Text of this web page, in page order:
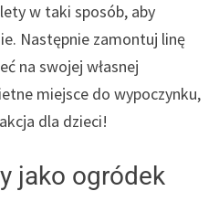
w taki sposób, aby
Następnie zamontuj linę
na swojej własnej
miejsce do wypoczynku,
dla dzieci!
jako ogródek